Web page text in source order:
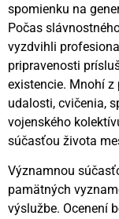
spomienku na
Počas
vyzdvihli
pripravenosti
existencie. Mnohí
udalosti, cvičenia,
vojenského
súčasťou života
Významnou
pamätných
výslužbe. Ocenení